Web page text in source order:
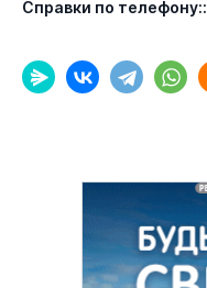
Справки по телефону::